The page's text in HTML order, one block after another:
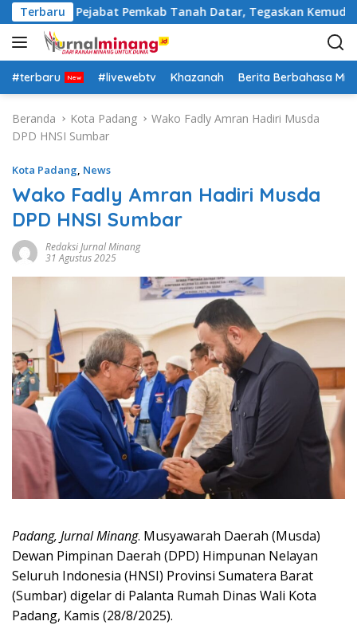
a
g
u
Terbaru
Rotasi Pejabat Pemkab Tanah Datar, Tegaskan
#terbaru #livewebtv Khazanah Berita Berbahasa
Beranda Kota Padang
Wako Fadly Amran Hadiri Musda
DPD HNSI Sumbar
Kota Padang, News
Wako Fadly Amran Hadiri Musda
DPD HNSI Sumbar
Redaksi Jurnal Minang
31 Agustus 2025
Padang, Jurnal Minang. Musyawarah Daerah (Musda)
Dewan Pimpinan Daerah (DPD) Himpunan Nelayan
Seluruh Indonesia (HNSI) Provinsi Sumatera Barat
(Sumbar) digelar di Palanta Rumah Dinas Wali Kota
Padang, Kamis (28/8/2025).